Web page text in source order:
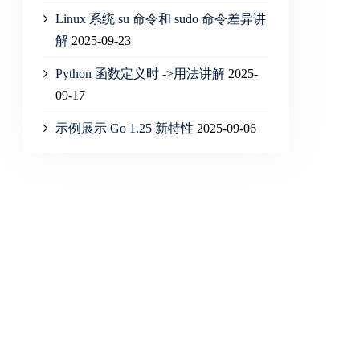
Linux 系统 su 命令和 sudo 命令差异讲
解 2025-09-23
Python 函数定义时 ->用法讲解 2025-
09-17
示例展示 Go 1.25 新特性 2025-09-06